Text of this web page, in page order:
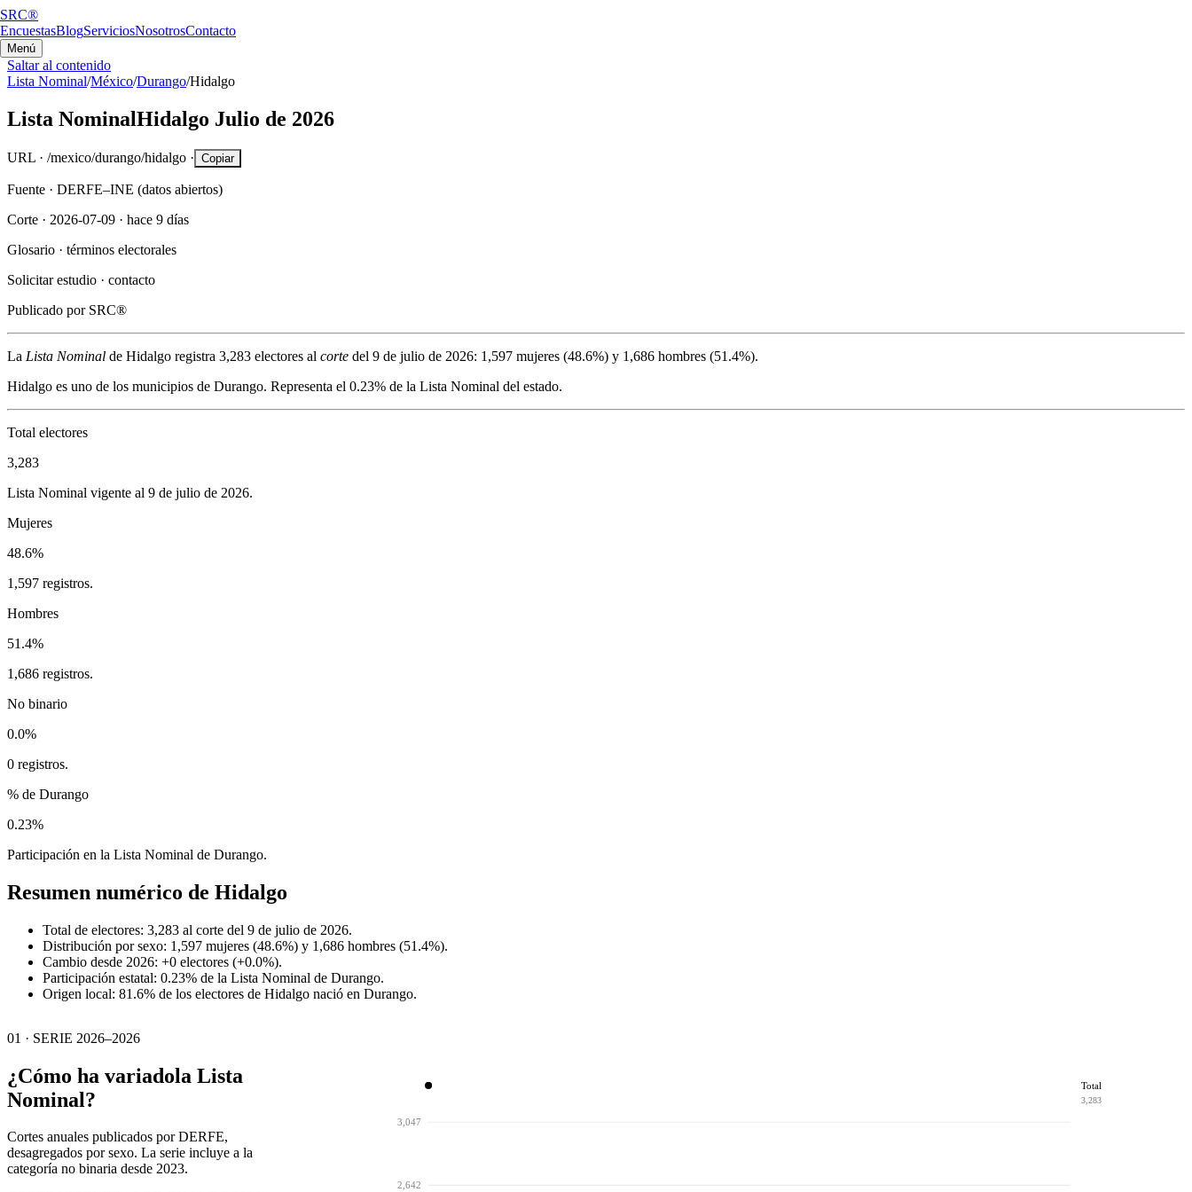
SRC®
EncuestasBlogServiciosNosotrosContacto
Menú
Saltar al contenido
Lista Nominal/México/Durango/Hidalgo
Lista NominalHidalgo Julio de 2026
URL · /mexico/durango/hidalgo · Copiar
Fuente · DERFE–INE (datos abiertos)
Corte · 2026-07-09 · hace 9 días
Glosario · términos electorales
Solicitar estudio · contacto
Publicado por SRC®
La Lista Nominal de Hidalgo registra 3,283 electores al corte del 9 de julio de 2026: 1,597 mujeres (48.6%) y 1,686 hombres (51.4%).
Hidalgo es uno de los municipios de Durango. Representa el 0.23% de la Lista Nominal del estado.
Total electores
3,283
Lista Nominal vigente al 9 de julio de 2026.
Mujeres
48.6%
1,597 registros.
Hombres
51.4%
1,686 registros.
No binario
0.0%
0 registros.
% de Durango
0.23%
Participación en la Lista Nominal de Durango.
Resumen numérico de Hidalgo
Total de electores: 3,283 al corte del 9 de julio de 2026.
Distribución por sexo: 1,597 mujeres (48.6%) y 1,686 hombres (51.4%).
Cambio desde 2026: +0 electores (+0.0%).
Participación estatal: 0.23% de la Lista Nominal de Durango.
Origen local: 81.6% de los electores de Hidalgo nació en Durango.
01 · SERIE 2026–2026
¿Cómo ha variadola Lista
Nominal?
Cortes anuales publicados por DERFE,
desagregados por sexo. La serie incluye a la
categoría no binaria desde 2023.
2,642
3,047
Total
3,283